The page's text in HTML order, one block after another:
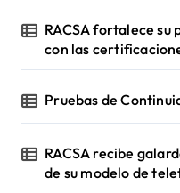
RACSA fortalece
con las
Pruebas de
RACSA recibe
de su modelo de